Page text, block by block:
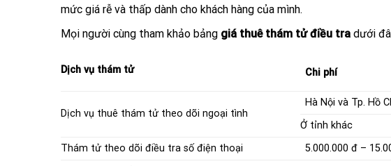
mức giá rễ và thấp dành cho khách hàng của mình.
Mọi người cùng tham khảo bảng giá thuê thám tử điều tra dưới
Dịch vụ thám tử Chi phí
Dịch vụ thuê thám tử theo dõi ngoại tình
Hà Nội và Tp. Hồ
Ở tỉnh khác
Thám tử theo dõi điều tra số điện thoại
5.000.000 đ –